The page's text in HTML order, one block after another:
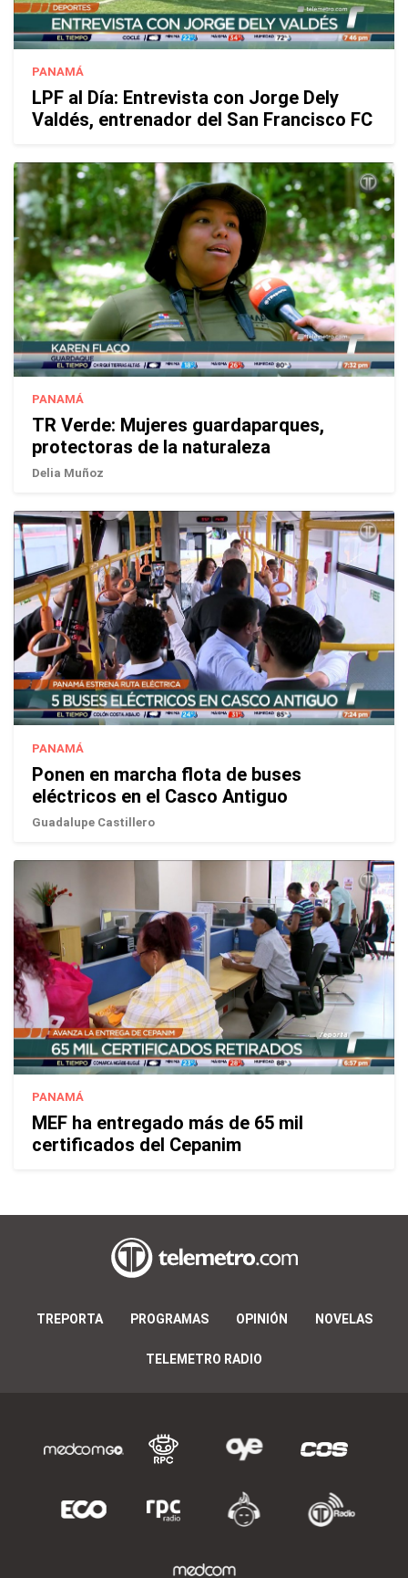
PANAMÁ
LPF al Día: Entrevista con Jorge Dely
Valdés, entrenador del San Francisco FC
PANAMÁ
TR Verde: Mujeres guardaparques,
protectoras de la naturaleza
Delia Muñoz
PANAMÁ
Ponen en marcha flota de buses
eléctricos en el Casco Antiguo
Guadalupe Castillero
PANAMÁ
MEF ha entregado más de 65 mil
certificados del Cepanim
TREPORTA PROGRAMAS OPINIÓN NOVELAS
TELEMETRO RADIO